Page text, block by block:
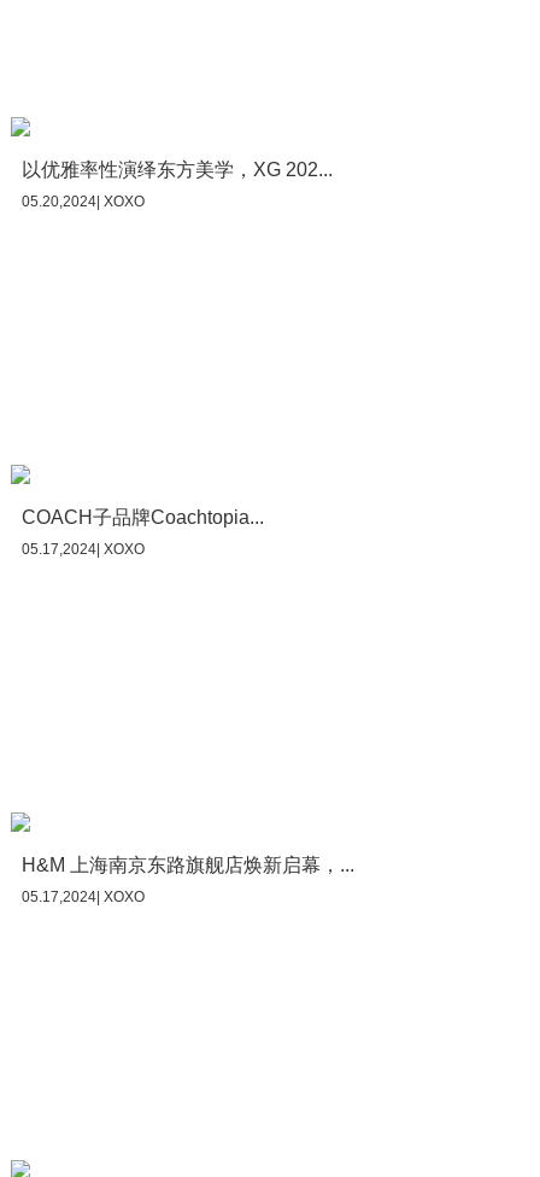
以优雅率性演绎东方美学，XG 202...
05.20,2024| XOXO
COACH子品牌Coachtopia...
05.17,2024| XOXO
H&M 上海南京东路旗舰店焕新启幕，...
05.17,2024| XOXO